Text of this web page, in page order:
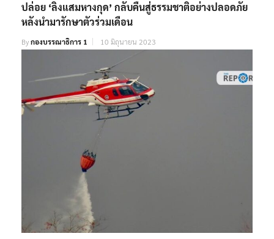
ปล่อย ‘ลิงแสมหางกุด’ กลับคืนสู่ธรรมชาติอย่างปลอดภัย
หลังนำมารักษาตัวร่วมเดือน
Byกองบรรณาธิการ 1 10 มิถุนายน 2023